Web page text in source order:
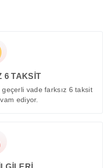
6 TAKSİT
geçerli vade farksız 6 taksit
ediyor.